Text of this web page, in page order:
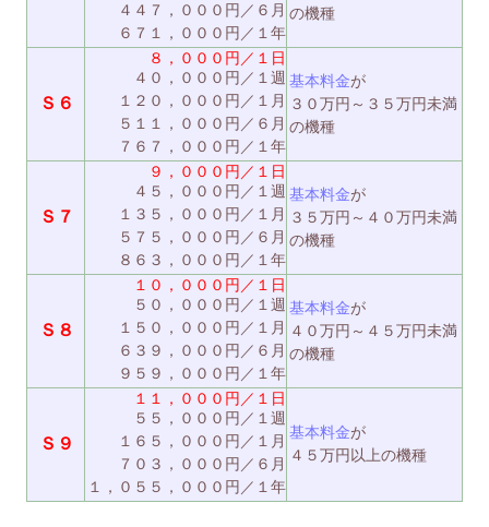
４４７，０００円／６月
６７１，０００円／１年
の機種
Ｓ６
８，０００円／１日
４０，０００円／１週
１２０，０００円／１月
５１１，０００円／６月
７６７，０００円／１年
基本料金が
３０万円～３５万円未満
の機種
Ｓ７
９，０００円／１日
４５，０００円／１週
１３５，０００円／１月
５７５，０００円／６月
８６３，０００円／１年
基本料金が
３５万円～４０万円未満
の機種
Ｓ８
１０，０００円／１日
５０，０００円／１週
１５０，０００円／１月
６３９，０００円／６月
９５９，０００円／１年
基本料金が
４０万円～４５万円未満
の機種
Ｓ９
１１，０００円／１日
５５，０００円／１週
１６５，０００円／１月
７０３，０００円／６月
１，０５５，０００円／１年
基本料金が
４５万円以上の機種